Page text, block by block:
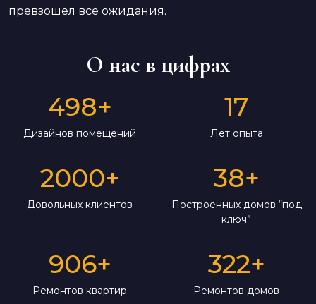
превзошел все ожидания.
О нас в цифрах
498+
Дизайнов помещений
17
Лет опыта
2000+
Довольных клиентов
38+
Построенных домов “под
ключ”
906+
Ремонтов квартир
322+
Ремонтов домов